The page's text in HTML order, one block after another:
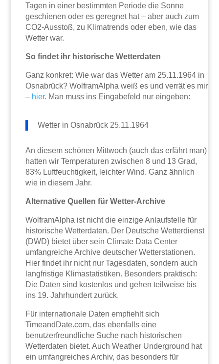
Tagen in einer bestimmten Periode die Sonne
geschienen oder es geregnet hat – aber auch zum
CO2-Ausstoß, zu Klimatrends oder eben, wie das
Wetter war.
So findet ihr historische Wetterdaten
Ganz konkret: Wie war das Wetter am 25.11.1964 in
Osnabrück? WolframAlpha weiß es und verrät es mir
– hier. Man muss ins Eingabefeld nur eingeben:
Wetter in Osnabrück 25.11.1964
An diesem schönen Mittwoch (auch das erfährt man)
hatten wir Temperaturen zwischen 8 und 13 Grad,
83% Luftfeuchtigkeit, leichter Wind. Ganz ähnlich
wie in diesem Jahr.
Alternative Quellen für Wetter-Archive
WolframAlpha ist nicht die einzige Anlaufstelle für
historische Wetterdaten. Der Deutsche Wetterdienst
(DWD) bietet über sein Climate Data Center
umfangreiche Archive deutscher Wetterstationen.
Hier findet ihr nicht nur Tagesdaten, sondern auch
langfristige Klimastatistiken. Besonders praktisch:
Die Daten sind kostenlos und gehen teilweise bis
ins 19. Jahrhundert zurück.
Für internationale Daten empfiehlt sich
TimeandDate.com, das ebenfalls eine
benutzerfreundliche Suche nach historischen
Wetterdaten bietet. Auch Weather Underground hat
ein umfangreiches Archiv, das besonders für